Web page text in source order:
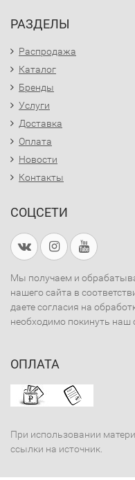
РАЗДЕЛЫ
Распродажа
Каталог
Бренды
Услуги
Доставка
Оплата
Новости
Контакты
СОЦСЕТИ
Мы получаем и
нашего сайта в
даете согласия на
необходимо покинуть наш
ОПЛАТА
При использовании
ссылки на источник.